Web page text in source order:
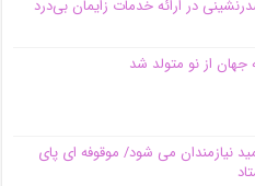
از نو متولد شد
نیازمندان می شود/ موقوفه ای پای